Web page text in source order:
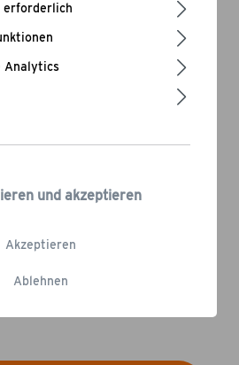
„Erle“ 2-er Packs
von 79,00 € hinzu, um vom
erforderlich
Analytics
Ablehnen
Akzeptieren
und akzeptieren